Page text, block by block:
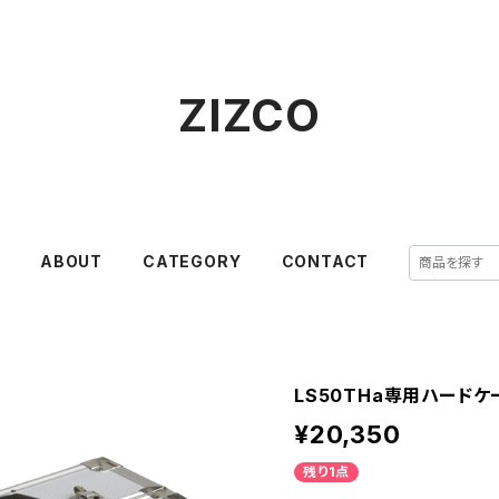
ZIZCO
ABOUT CATEGORY CONTACT
LS50THa専用ハードケ
¥20,350
残り1点